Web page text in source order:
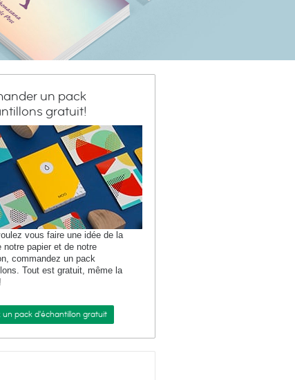
un pack
gratuit!
vous faire une idée de la
notre papier et de notre
commandez un pack
Tout est gratuit, même la
un pack d'échantillon gratuit